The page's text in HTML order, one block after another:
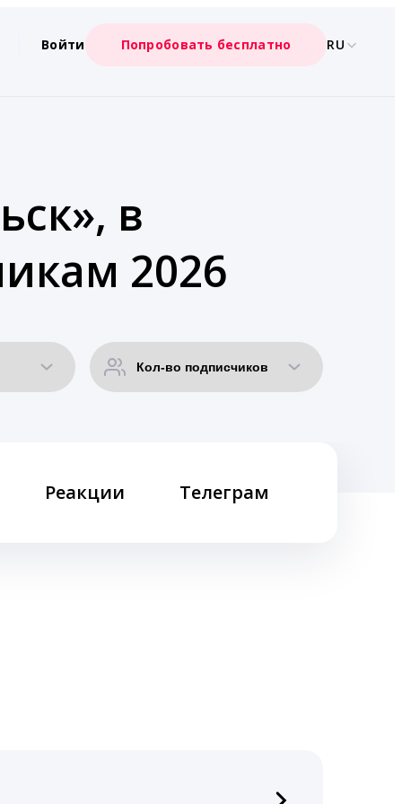
Войти Попробовать бесплатно RU
в
2026
Реакции Телеграм